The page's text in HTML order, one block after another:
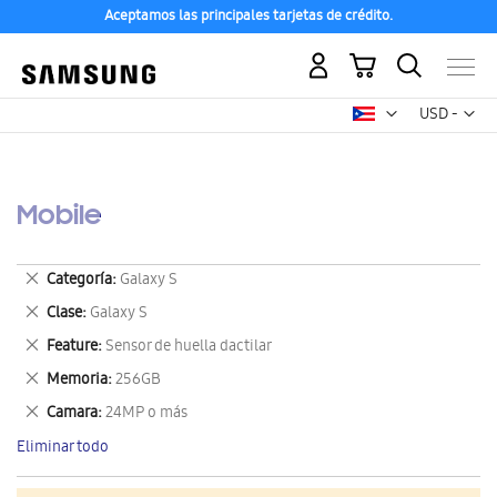
Aceptamos las principales tarjetas de crédito.
USD -
dólar
Mi carrito
Mobile
Categoría Galaxy S
Eliminar
este
artículo
Clase Galaxy S
Eliminar
este
artículo
Feature Sensor de huella dactilar
Eliminar
este
artículo
Memoria 256GB
Eliminar
este
artículo
Camara 24MP o más
Eliminar
este
artículo
Eliminar todo